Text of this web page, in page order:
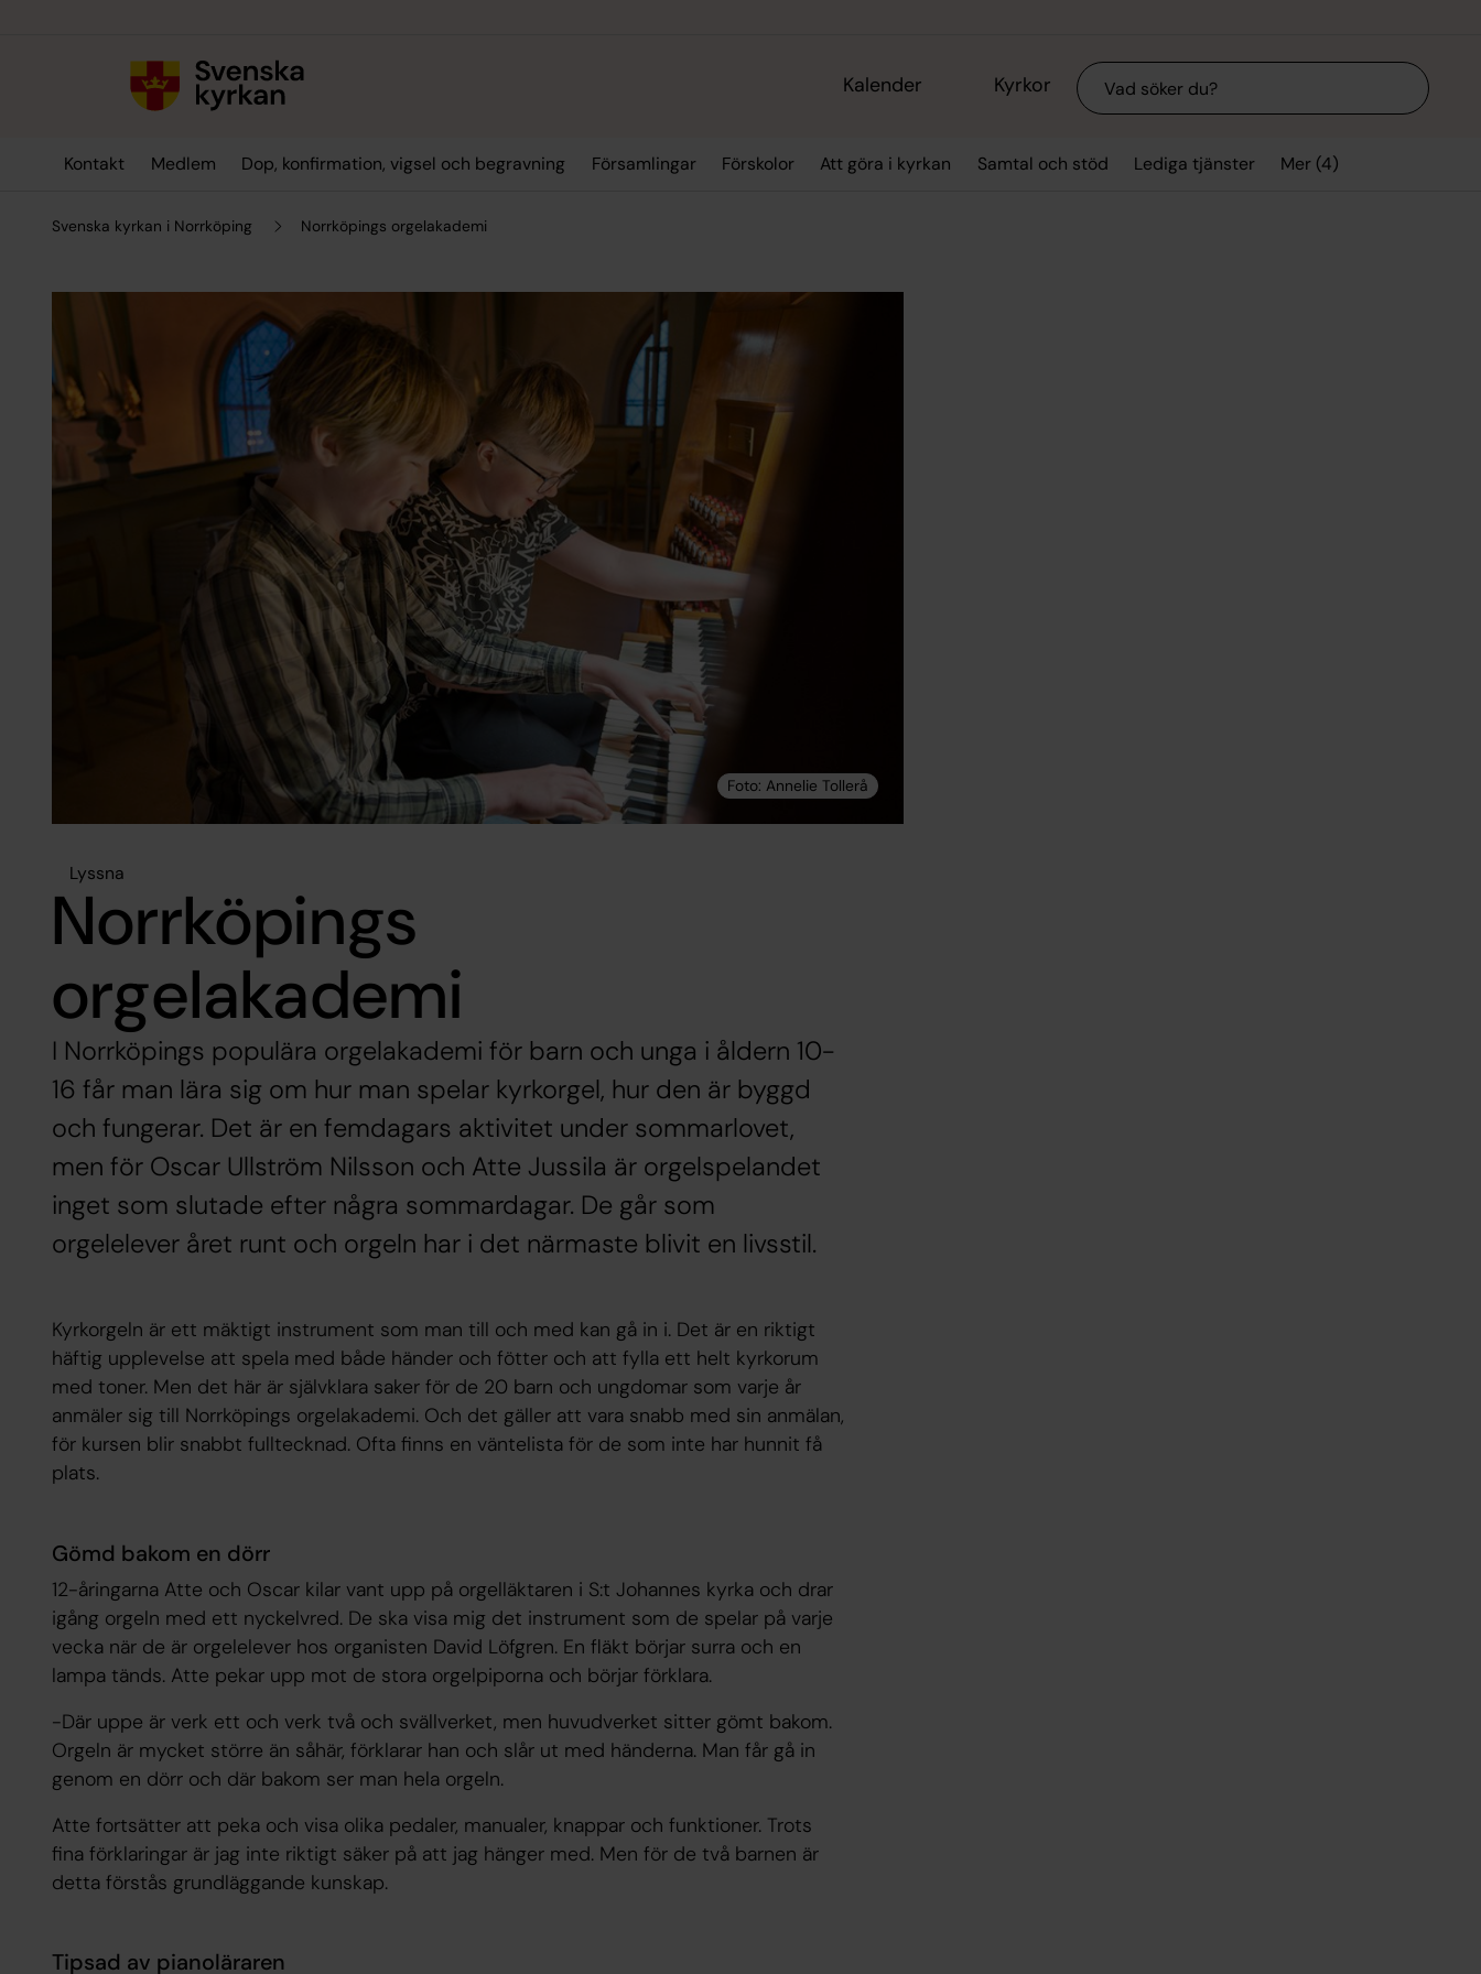
Kalender Kyrkor Sök
Kontakt Medlem Dop, konfirmation, vigsel och begravning Församlingar Förskolor Att göra i kyrkan Samtal och stöd Lediga tjänster Mer (4)
Svenska kyrkan i Norrköping Norrköpings orgelakademi
Lyssna
Norrköpings
orgelakademi
I Norrköpings populära orgelakademi för barn och unga i åldern 10-
16 får man lära sig om hur man spelar kyrkorgel, hur den är byggd
och fungerar. Det är en femdagars aktivitet under sommarlovet,
men för Oscar Ullström Nilsson och Atte Jussila är orgelspelandet
inget som slutade efter några sommardagar. De går som
orgelelever året runt och orgeln har i det närmaste blivit en livsstil.
Kyrkorgeln är ett mäktigt instrument som man till och med kan gå in i. Det är en riktigt
häftig upplevelse att spela med både händer och fötter och att fylla ett helt kyrkorum
med toner. Men det här är självklara saker för de 20 barn och ungdomar som varje år
anmäler sig till Norrköpings orgelakademi. Och det gäller att vara snabb med sin anmälan,
för kursen blir snabbt fulltecknad. Ofta finns en väntelista för de som inte har hunnit få
plats.
Gömd bakom en dörr
12-åringarna Atte och Oscar kilar vant upp på orgelläktaren i S:t Johannes kyrka och drar
igång orgeln med ett nyckelvred. De ska visa mig det instrument som de spelar på varje
vecka när de är orgelelever hos organisten David Löfgren. En fläkt börjar surra och en
lampa tänds. Atte pekar upp mot de stora orgelpiporna och börjar förklara.
-Där uppe är verk ett och verk två och svällverket, men huvudverket sitter gömt bakom.
Orgeln är mycket större än såhär, förklarar han och slår ut med händerna. Man får gå in
genom en dörr och där bakom ser man hela orgeln.
Atte fortsätter att peka och visa olika pedaler, manualer, knappar och funktioner. Trots
fina förklaringar är jag inte riktigt säker på att jag hänger med. Men för de två barnen är
detta förstås grundläggande kunskap.
Tipsad av pianoläraren